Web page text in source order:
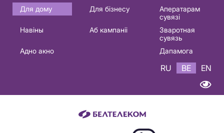
Основная
навигация
Для дому Для бізнесу
Аператарам
сувязі
Навіны
Аб кампаніі
Зваротная
сувязь
Адно акно
Дапамога
RU BE EN